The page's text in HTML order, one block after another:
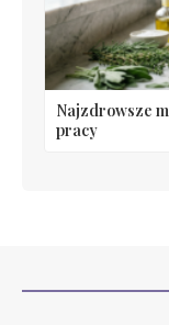
Najzdrowsze
pracy